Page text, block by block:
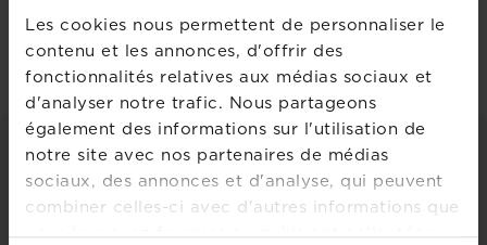
Les cookies nous permettent de personnaliser le
contenu et les annonces, d'offrir des
fonctionnalités relatives aux médias sociaux et
d'analyser notre trafic. Nous partageons
également des informations sur l'utilisation de
notre site avec nos partenaires de médias
sociaux, des annonces et d'analyse, qui peuvent
combiner celles-ci avec d'autres informations que
vous leur avez fournies ou qu'ils ont collectées
S'inscrire
CONSEILS ET INSPIRATIONS
Découvrez tous les articles